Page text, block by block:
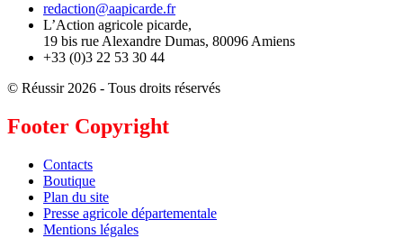
redaction@aapicarde.fr
L’Action agricole picarde,
19 bis rue Alexandre Dumas, 80096 Amiens
+33 (0)3 22 53 30 44
© Réussir 2026 - Tous droits réservés
Footer Copyright
Contacts
Boutique
Plan du site
Presse agricole départementale
Mentions légales